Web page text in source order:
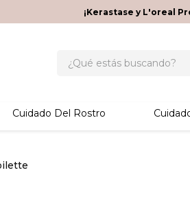
¡Kerastase y L'oreal
Cuidado Del Rostro